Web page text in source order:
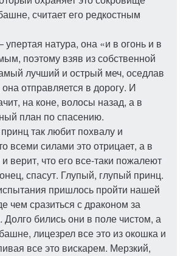
считает его редкостным
натура, она «и в огонь и в
поэтому взяв из собственной
лучший и острый меч, оседлав
отправляется в дорогу. И
на коне, волосы назад, а в
план по спасению.
так любит похвалу и
всеми силами это отрицает, а в
верит, что его все-таки пожалеют
спасут. Глупый, глупый принц.
пришлось пройти нашей
чем сразиться с драконом за
Долго бились они в поле чистом, а
лицезрел все это из окошка и
все это вискарем. Мерзкий,